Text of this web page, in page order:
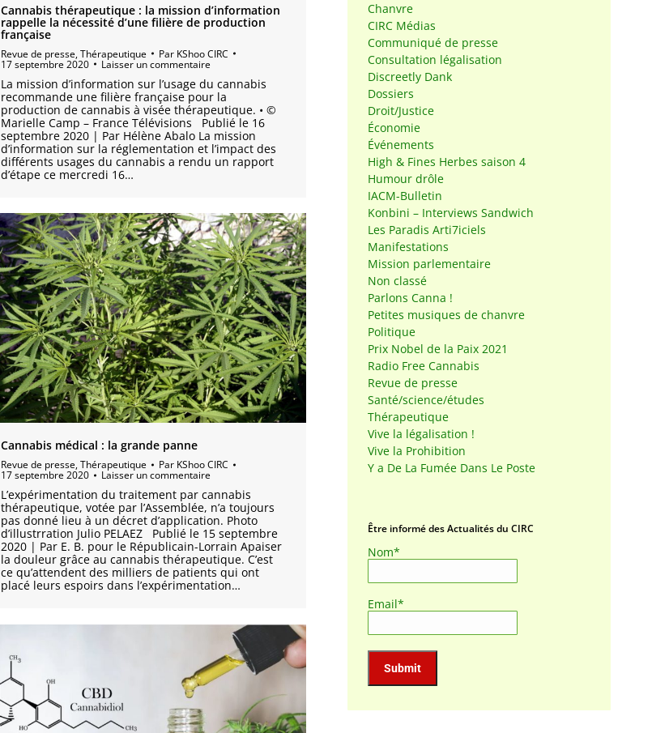
Cannabis thérapeutique : la mission d’information
rappelle la nécessité d’une filière de production
française
Revue de presse,Thérapeutique Par KShoo CIRC
17 septembre 2020 Laisser un commentaire
La mission d’information sur l’usage du cannabis
recommande une filière française pour la
production de cannabis à visée thérapeutique. • ©
Marielle Camp – France Télévisions Publié le 16
septembre 2020 | Par Hélène Abalo La mission
d’information sur la réglementation et l’impact des
différents usages du cannabis a rendu un rapport
d’étape ce mercredi 16…
Cannabis médical : la grande panne
Revue de presse,Thérapeutique Par KShoo CIRC
17 septembre 2020 Laisser un commentaire
L’expérimentation du traitement par cannabis
thérapeutique, votée par l’Assemblée, n’a toujours
pas donné lieu à un décret d’application. Photo
d’illustrration Julio PELAEZ Publié le 15 septembre
2020 | Par E. B. pour le Républicain-Lorrain Apaiser
la douleur grâce au cannabis thérapeutique. C’est
ce qu’attendent des milliers de patients qui ont
placé leurs espoirs dans l’expérimentation…
Chanvre
CIRC Médias
Communiqué de presse
Consultation légalisation
Discreetly Dank
Dossiers
Droit/Justice
Économie
Événements
High & Fines Herbes saison 4
Humour drôle
IACM-Bulletin
Konbini – Interviews Sandwich
Les Paradis Arti7iciels
Manifestations
Mission parlementaire
Non classé
Parlons Canna !
Petites musiques de chanvre
Politique
Prix Nobel de la Paix 2021
Radio Free Cannabis
Revue de presse
Santé/science/études
Thérapeutique
Vive la légalisation !
Vive la Prohibition
Y a De La Fumée Dans Le Poste
Être informé des Actualités du CIRC
Nom*
Email*